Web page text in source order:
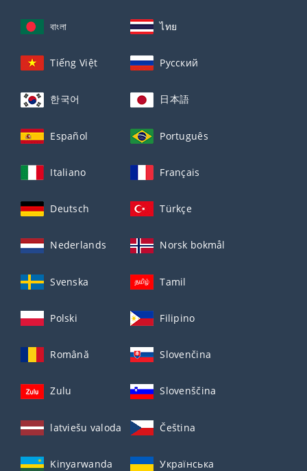
বাংলা ไทย
Tiếng Việt Русский
한국어 日本語
Español Português
Italiano Français
Deutsch Türkçe
Nederlands Norsk bokmål
Svenska Tamil
Polski Filipino
Română Slovenčina
Zulu Slovenščina
latviešu valoda Čeština
Kinyarwanda Українська